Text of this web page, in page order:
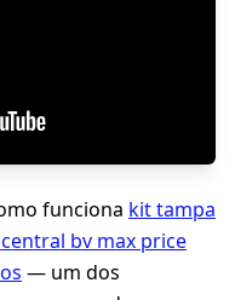
funciona kit tampa
bv max price
— um dos